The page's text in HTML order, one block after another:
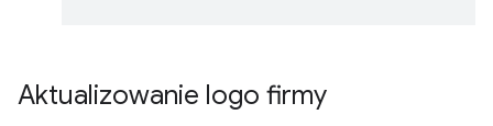
Aktualizowanie logo firmy